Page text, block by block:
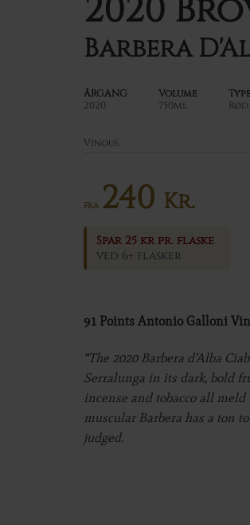
2020
Barbera
ÅRGANG
2020
Volume
750ml
Rød
Vinous
FRA 240 Kr.
Spar 25 kr pr. flaske
ved 6+ flasker
91 Points Antonio Galloni
“The 2020 Barbera d’Alba
Serralunga in its dark, bold
incense and tobacco all
muscular Barbera has a ton
judged.